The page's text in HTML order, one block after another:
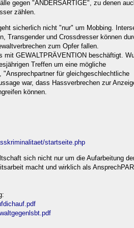
gegen "ANDERSARTIGE", zu denen
zählen.
sicherlich nicht "nur" um Mobbing.
Transgender und Crossdresser können
zum Opfer fallen.
mit GEWALTPRÄVENTION beschäftigt.
Treffen um eine mögliche
für gleichgeschlechtliche
war, dass Hassverbrechen zur
können.
startseite.php
sich nicht nur um die Aufarbeitung
macht und wirklich als